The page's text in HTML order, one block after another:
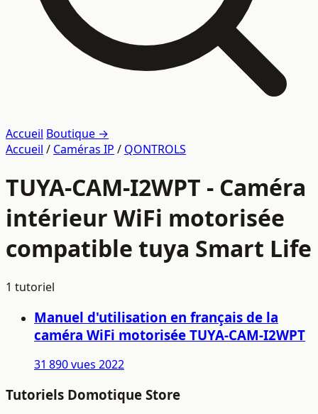
Accueil Boutique →
Accueil / Caméras IP / QONTROLS
TUYA-CAM-I2WPT - Caméra
intérieur WiFi motorisée
compatible tuya Smart Life
1 tutoriel
Manuel d'utilisation en français de la
caméra WiFi motorisée TUYA-CAM-I2WPT
31 890 vues 2022
Tutoriels Domotique Store